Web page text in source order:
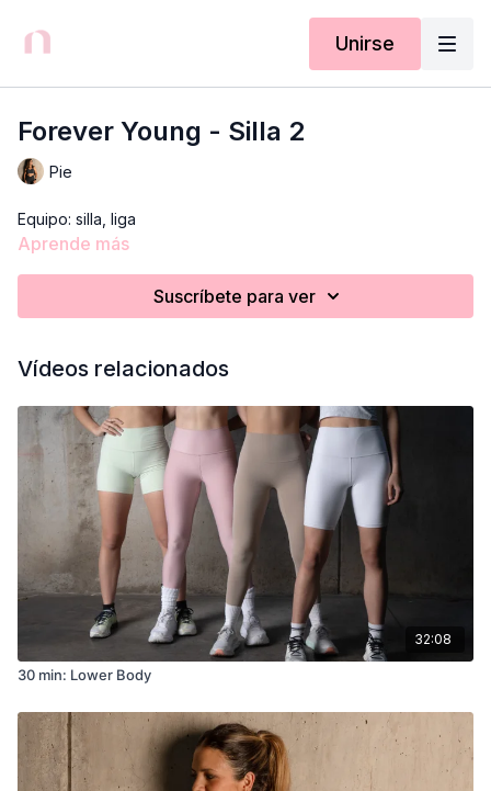
Unirse
Forever Young - Silla 2
Pie
Equipo: silla, liga
Aprende más
Suscríbete para ver
Vídeos relacionados
32:08
30 min: Lower Body